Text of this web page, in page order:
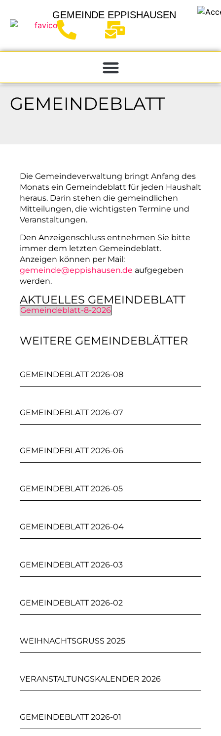
GEMEINDE EPPISHAUSEN
GEMEINDEBLATT
Die Gemeindeverwaltung bringt Anfang des
Monats ein Gemeindeblatt für jeden Haushalt
heraus. Darin stehen die gemeindlichen
Mitteilungen, die wichtigsten Termine und
Veranstaltungen.
Den Anzeigenschluss entnehmen Sie bitte
immer dem letzten Gemeindeblatt.
Anzeigen können per Mail:
gemeinde@eppishausen.de aufgegeben
werden.
AKTUELLES GEMEINDEBLATT
Gemeindeblatt-8-2026
WEITERE GEMEINDEBLÄTTER
GEMEINDEBLATT 2026-08
GEMEINDEBLATT 2026-07
GEMEINDEBLATT 2026-06
GEMEINDEBLATT 2026-05
GEMEINDEBLATT 2026-04
GEMEINDEBLATT 2026-03
GEMEINDEBLATT 2026-02
WEIHNACHTSGRUSS 2025
VERANSTALTUNGSKALENDER 2026
GEMEINDEBLATT 2026-01